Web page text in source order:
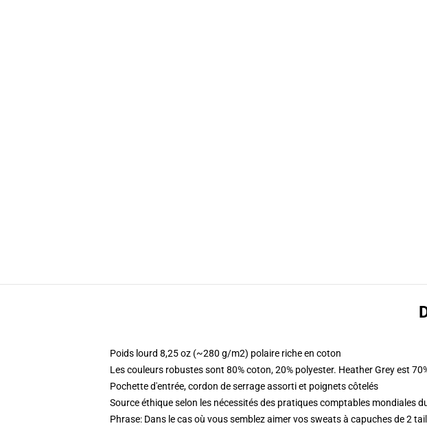
Poids lourd 8,25 oz (~280 g/m2) polaire riche en coton
Les couleurs robustes sont 80% coton, 20% polyester. Heather Grey est
Pochette d'entrée, cordon de serrage assorti et poignets côtelés
Source éthique selon les nécessités des pratiques comptables mondiales
Phrase: Dans le cas où vous semblez aimer vos sweats à capuches de 2